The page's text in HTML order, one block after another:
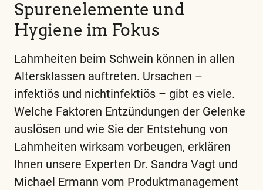
Spurenelemente und
Hygiene im Fokus
Lahmheiten beim Schwein können in allen
Altersklassen auftreten. Ursachen –
infektiös und nichtinfektiös – gibt es viele.
Welche Faktoren Entzündungen der Gelenke
auslösen und wie Sie der Entstehung von
Lahmheiten wirksam vorbeugen, erklären
Ihnen unsere Experten Dr. Sandra Vagt und
Michael Ermann vom Produktmanagement